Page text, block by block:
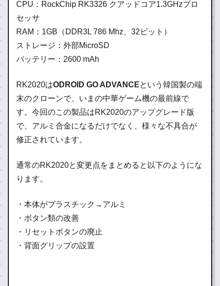
CPU：RockChip RK3326 クアッドコア1.3GHzプロ
セッサ
RAM：1GB（DDR3L 786 Mhz、32ビット）
ストレージ：外部MicroSD
バッテリー：2600 mAh
RK2020はODROID GO ADVANCEという韓国製の端
末のクローンで、いまの中華ゲーム機の最前線で
す。今回のこの製品はRK2020のアップグレード版
で、アルミ合金になるだけでなく、様々な不具合が
修正されています。
通常のRK2020と変更点をまとめると以下のようにな
ります。
・本体がプラスチック→アルミ
・ボタン類の改善
・リセットボタンの廃止
・背面グリップの設置